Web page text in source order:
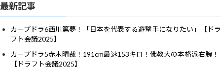
最新記事
カープドラ6西川篤夢！「日本を代表する遊撃手になりたい」【ドラ
フト会議2025】
カープドラ5赤木晴哉！191cm最速153キロ！佛教大の本格派右腕！
【ドラフト会議2025】